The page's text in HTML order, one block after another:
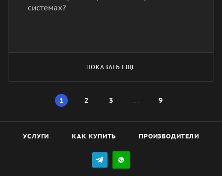
системах?
ПОКАЗАТЬ ЕЩЕ
1 2 3 9
УСЛУГИ КАК КУПИТЬ ПРОИЗВОДИТЕЛИ